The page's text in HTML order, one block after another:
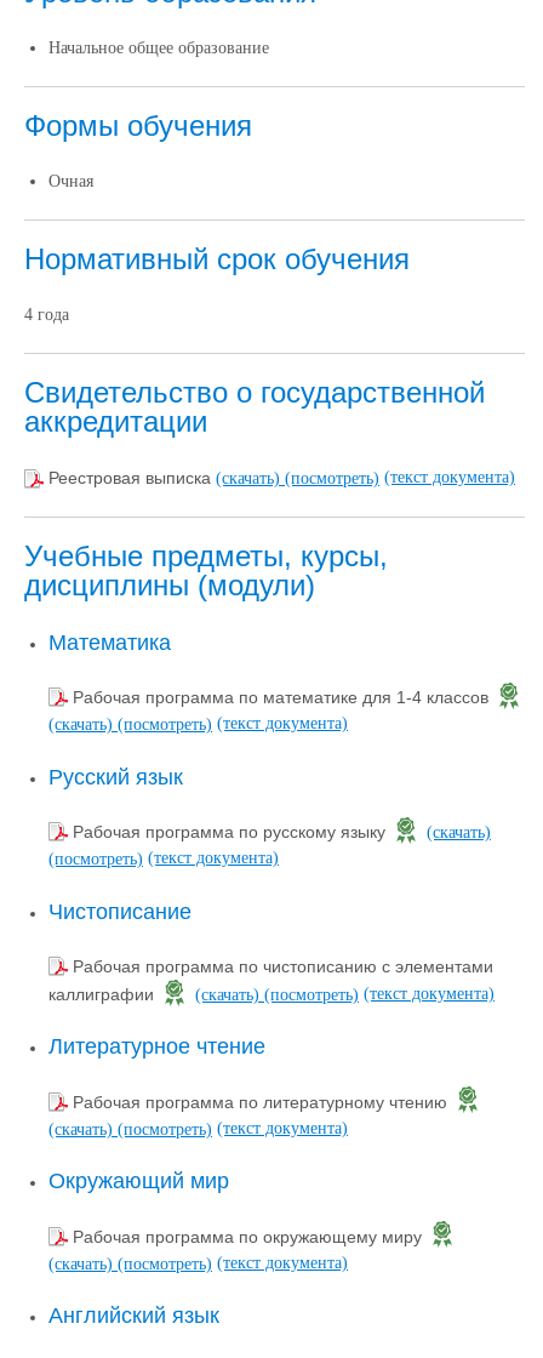
Начальное общее образование
Формы обучения
Очная
Нормативный срок обучения
4 года
Свидетельство о государственной
аккредитации
Реестровая выписка (скачать) (посмотреть) (текст документа)
Учебные предметы, курсы,
дисциплины (модули)
Математика
Рабочая программа по математике для 1-4 классов
(скачать) (посмотреть) (текст документа)
Русский язык
Рабочая программа по русскому языку
(скачать)
(посмотреть) (текст документа)
Чистописание
Рабочая программа по чистописанию с элементами
каллиграфии
(скачать) (посмотреть) (текст документа)
Литературное чтение
Рабочая программа по литературному чтению
(скачать) (посмотреть) (текст документа)
Окружающий мир
Рабочая программа по окружающему миру
(скачать) (посмотреть) (текст документа)
Английский язык